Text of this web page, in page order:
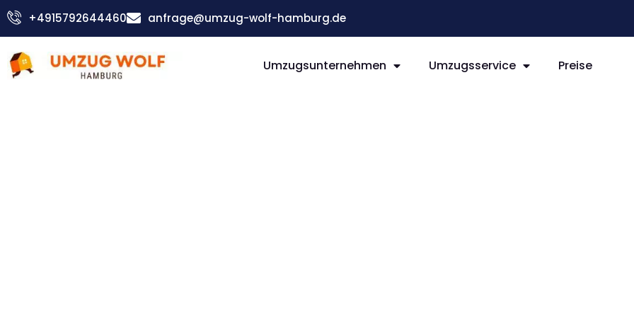
Zum
Inhalt
+4915792644460 anfrage@umzug-wolf-hamburg.de
Umzugsunternehmen Umzugsservice Preise